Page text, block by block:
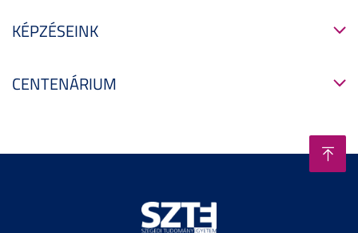
KÉPZÉSEINK
CENTENÁRIUM